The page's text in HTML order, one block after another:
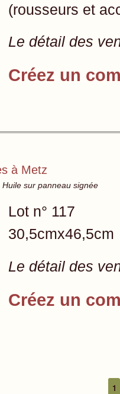
(rousseurs et
Le détail des
Créez un
à Metz
sur panneau signée
Lot n° 117
30,5cmx46,5cm
Le détail des
Créez un
1